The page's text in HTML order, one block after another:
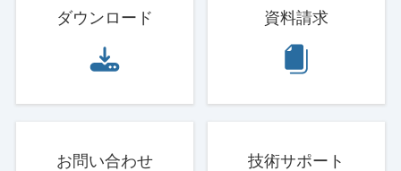
ダウンロード 資料請求
お問い合わせ 技術サポート